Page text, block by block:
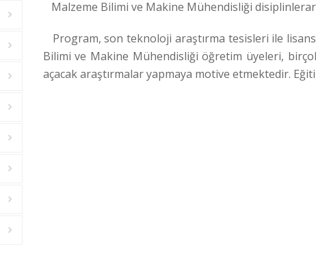
Malzeme Bilimi ve Makine Mühendisliği
Program, son teknoloji araştırma tesisleri ile
Bilimi ve Makine Mühendisliği öğretim üyeleri,
açacak araştırmalar yapmaya motive etmektedir.